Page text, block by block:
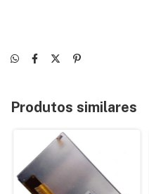
Produtos similares